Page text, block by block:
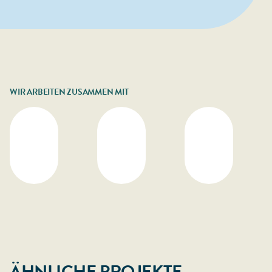
WIR ARBEITEN ZUSAMMEN MIT